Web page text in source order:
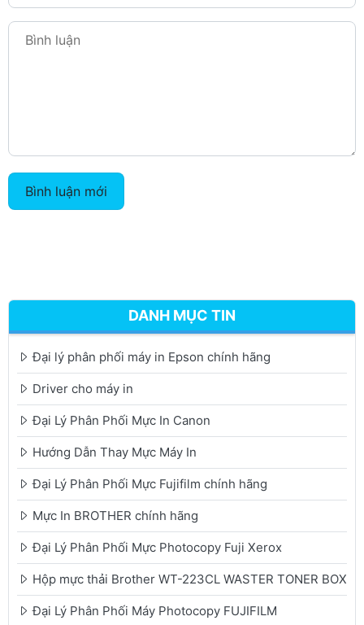
Bình luận mới
DANH MỤC TIN
Đại lý phân phối máy in Epson chính hãng
Driver cho máy in
Đại Lý Phân Phối Mực In Canon
Hướng Dẫn Thay Mực Máy In
Đại Lý Phân Phối Mực Fujifilm chính hãng
Mực In BROTHER chính hãng
Đại Lý Phân Phối Mực Photocopy Fuji Xerox
Hộp mực thải Brother WT-223CL WASTER TONER BOX
Đại Lý Phân Phối Máy Photocopy FUJIFILM